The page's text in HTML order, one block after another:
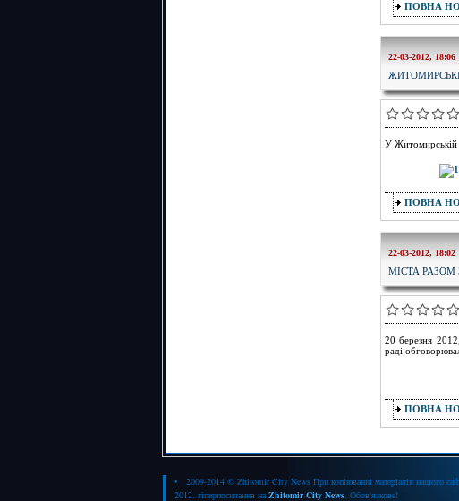
ПОВНА
22-03-2012, 18:06
У Житомирській
ПОВНА
22-03-2012, 18:02
МІСТА РАЗОМ
20 березня
раді
ПОВНА
• 2009-2014 © Zhitomir City News При копіюванні матеріалів нашого
2012. гіперпосилання на Zhitomir City News. Обов'язкове!